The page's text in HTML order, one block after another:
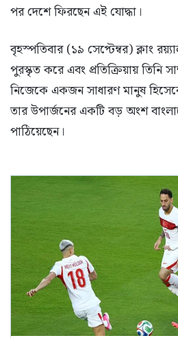
পর দেশে ফিরছেন এই যোদ্ধা।
বৃহস্পতিবার (১৯ সেপ্টেম্বর) ক্লাং
পুরস্কৃত করে এবং প্রতিক্রিয়ায় তিনি
নিজেকে একজন সাধারণ মানুষ
তার উপার্জনের একটি বড় অংশ
পাঠিয়েছেন।